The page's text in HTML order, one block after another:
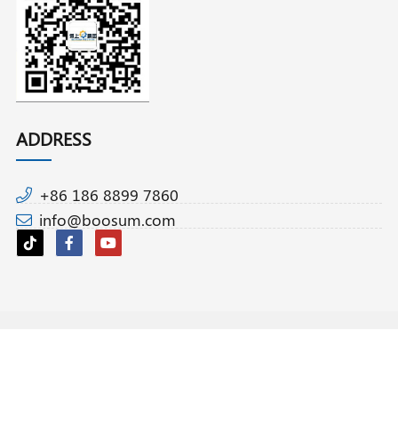
ADDRESS
+86 186 8899 7860
info@boosum.com